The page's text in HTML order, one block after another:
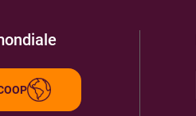
PLUS D'INFORMATIONS